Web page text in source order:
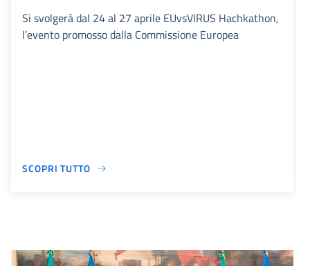
Si svolgerà dal 24 al 27 aprile EUvsVIRUS Hachkathon,
l’evento promosso dalla Commissione Europea
SCOPRI TUTTO